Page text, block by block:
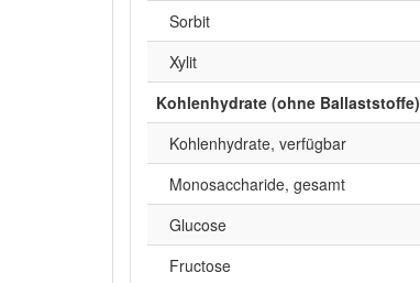
Sorbit
Xylit
Kohlenhydrate (ohne Ballaststoffe)
Kohlenhydrate, verfügbar
Monosaccharide, gesamt
Glucose
Fructose